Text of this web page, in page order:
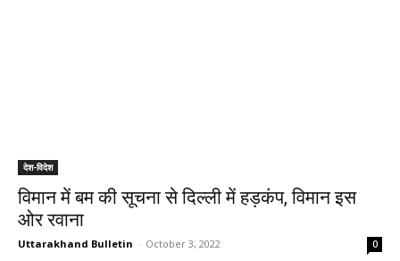
देश-विदेश
विमान में बम की सूचना से दिल्ली में हड़कंप, विमान इस
ओर रवाना
Uttarakhand Bulletin - October 3, 2022 0